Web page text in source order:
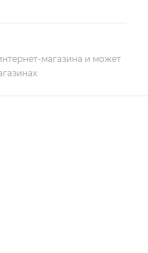
магазина и может